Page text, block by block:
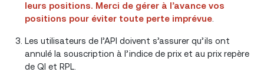
leurs positions. Merci de gérer à l’avance vos
positions pour éviter toute perte imprévue
Les utilisateurs de l’API doivent s’assurer qu’ils ont
annulé la souscription à l’indice de prix et au prix repère
de QI et RPL.